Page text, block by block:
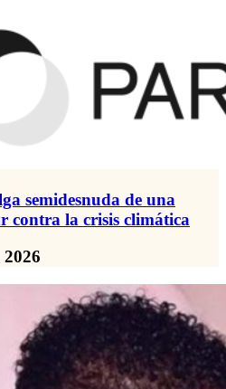
semidesnuda de una
contra la crisis climática
2026